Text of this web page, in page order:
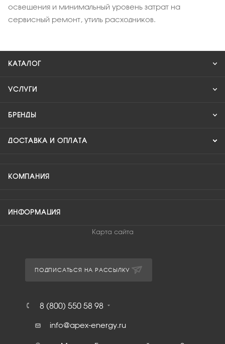
освещения и минимальный уровень затрат на
сервисный ремонт, утиль расходников.
КАТАЛОГ
УСЛУГИ
БРЕНДЫ
ДОСТАВКА И ОПЛАТА
КОМПАНИЯ
ИНФОРМАЦИЯ
Карта сайта
ПОДПИСАТЬСЯ НА РАССЫЛКУ
8 (800) 550 58 98
info@apex-energy.ru